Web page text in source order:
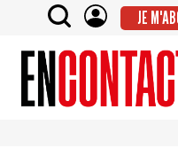
JE